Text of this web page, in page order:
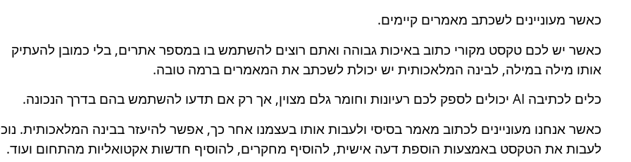
כאשר מעוניינים לשכתב מאמרים קיימים.
כאשר יש לכם טקסט מקורי כתוב באיכות גבוהה ואתם רוצים להשתמש בו במספר אתרים, בלי כמובן להעתיק
אותו מילה במילה, לבינה המלאכותית יש יכולת לשכתב את המאמרים ברמה טובה.
כלים לכתיבה AI יכולים לספק לכם רעיונות וחומר גלם מצוין, אך רק אם תדעו להשתמש בהם בדרך הנכונה.
כאשר אנחנו מעוניינים לכתוב מאמר בסיסי ולעבות אותו בעצמנו אחר כך, אפשר להיעזר בבינה המלאכותית.
לעבות את הטקסט באמצעות הוספת דעה אישית, להוסיף מחקרים, להוסיף חדשות אקטואליות מהתחום ועוד.